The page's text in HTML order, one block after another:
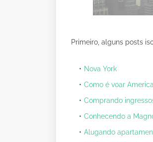
Primeiro, alguns posts
Nova York
Como é voar
Comprando
Conhecendo a
Alugando